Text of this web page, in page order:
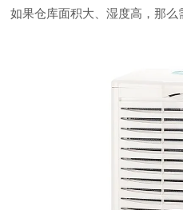
如果仓库面积大、湿度高，